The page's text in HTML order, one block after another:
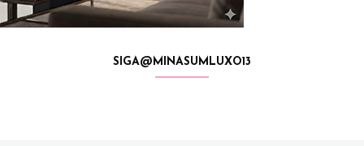
SIGA@MINASUMLUXO13